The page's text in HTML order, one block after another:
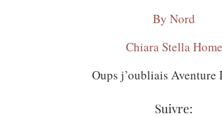
By Nord
Chiara Stella Home
Oups j’oubliais Aventure
Suivre: